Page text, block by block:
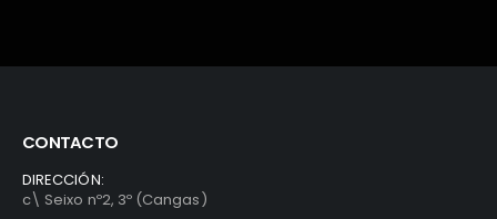
CONTACTO
DIRECCIÓN:
c\ Seixo nº2, 3º (Cangas)